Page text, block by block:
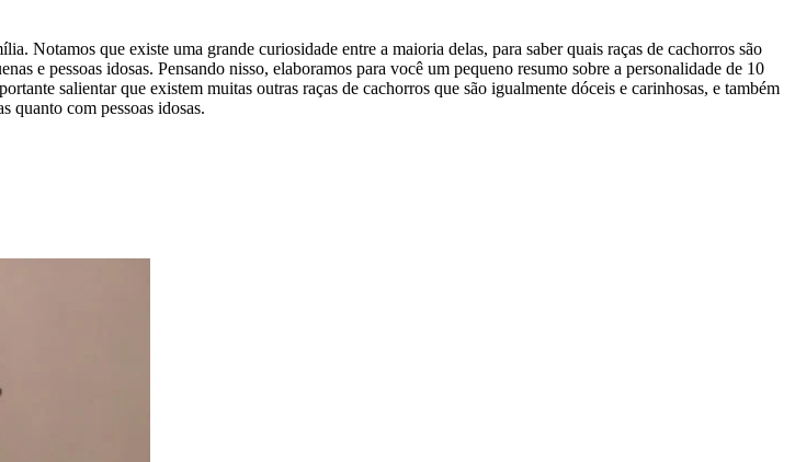
Notamos que existe uma grande curiosidade entre a maioria delas, para saber quais raças de cachorros são
e pessoas idosas. Pensando nisso, elaboramos para você um pequeno resumo sobre a personalidade de 10
salientar que existem muitas outras raças de cachorros que são igualmente dóceis e carinhosas, e também
quanto com pessoas idosas.